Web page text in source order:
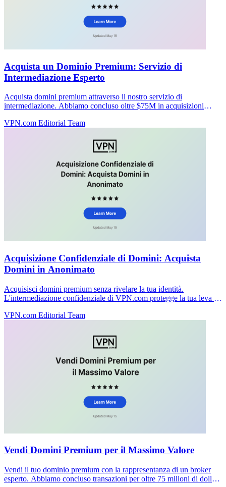
Acquista un Dominio Premium: Servizio di
Intermediazione Esperto
Acquista domini premium attraverso il nostro servizio di
intermediazione. Abbiamo concluso oltre $75M in acquisizioni
oggi.
VPN.com Editorial Team
Acquisizione Confidenziale di Domini: Acquista
Domini in Anonimato
Acquisisci domini premium senza rivelare la tua identità.
L'intermediazione confidenziale di VPN.com protegge la tua leva e
VPN.com Editorial Team
Vendi Domini Premium per il Massimo Valore
Vendi il tuo dominio premium con la rappresentanza di un broker
esperto. Abbiamo concluso transazioni per oltre 75 milioni di dollari